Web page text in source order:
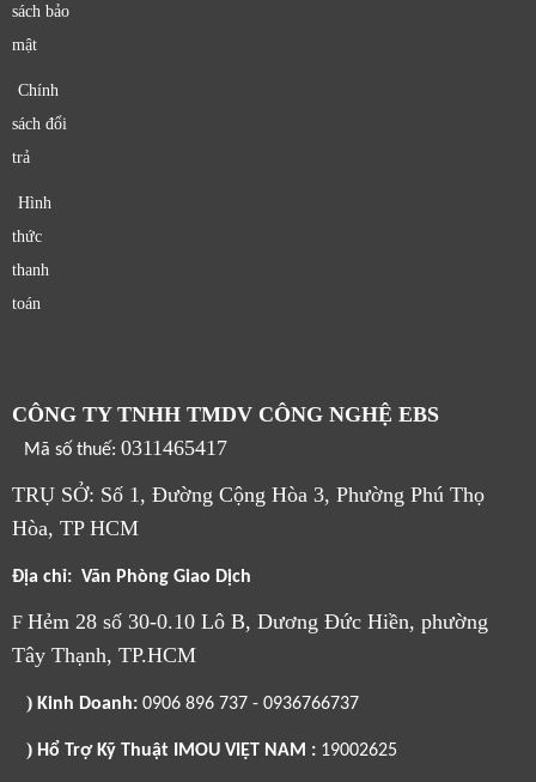
CÔNG TY TNHH TMDV CÔNG NGHỆ EBS
Mã số thuế: 0311465417
TRỤ SỞ: Số 1, Đường Cộng Hòa 3, Phường Phú Thọ
Hòa, TP HCM
Địa chỉ: Văn Phòng Giao Dịch
F Hẻm 28 số 30-0.10 Lô B, Dương Đức Hiền, phường
Tây Thạnh, TP.HCM
) Kinh Doanh: 0906 896 737 - 0936766737
) Hổ Trợ Kỹ Thuật IMOU VIỆT NAM : 19002625
sách bảo
mật
Chính
sách đổi
trả
Hình
thức
thanh
toán